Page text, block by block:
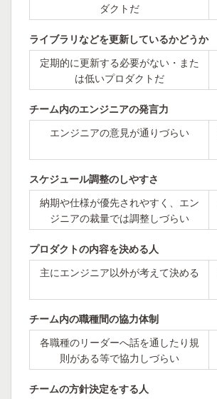
ダクトだ
ライブラリなどを更新しているかどうか
定期的に更新する必要がない・また
は低いプロダクトだ
チーム内のエンジニアの発言力
エンジニアの意見が通りづらい
スケジュール調整のしやすさ
納期や仕様が優先されやすく、エン
ジニアの裁量では調整しづらい
プロダクトの内容を決める人
主にエンジニア以外が考えて決める
チーム内の職種間の協力体制
各職種のリーダーへ話を通したり規
則がある等で協力しづらい
チームの方針決定をする人